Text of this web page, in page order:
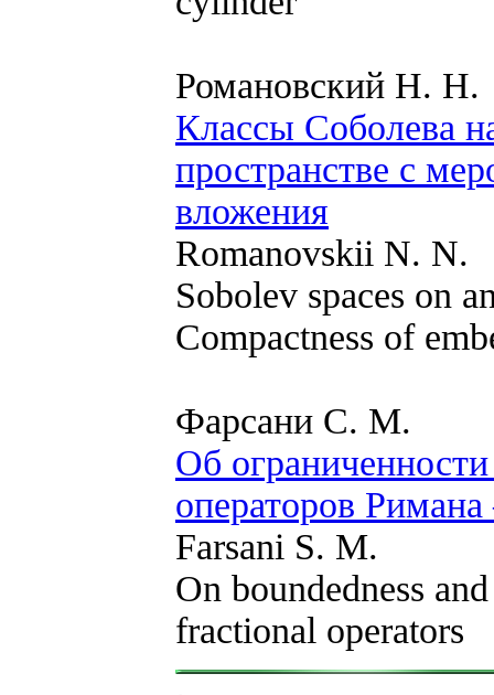
Романовский Н. Н.
Классы Соболева
пространстве с
вложения
Romanovskii N. N.
Sobolev spaces on
Compactness of
Фарсани С. М.
Об
операторов
Farsani S. M.
On boundedness
fractional operators